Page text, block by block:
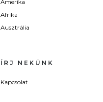
Amerika
Afrika
Ausztrália
ÍRJ NEKÜNK
Kapcsolat